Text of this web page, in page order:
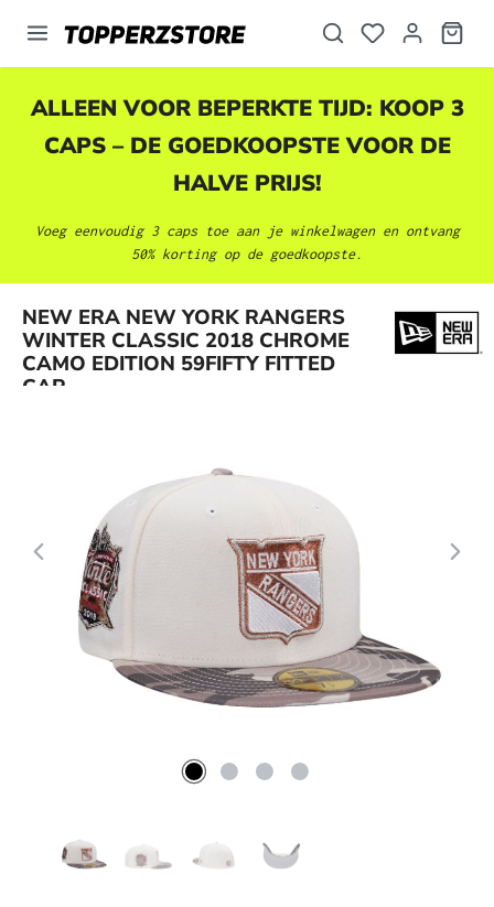
ALLEEN VOOR BEPERKTE TIJD: KOOP 3
CAPS – DE GOEDKOOPSTE VOOR DE
HALVE PRIJS!
Voeg eenvoudig 3 caps toe aan je winkelwagen en ontvang
50% korting op de goedkoopste.
NEW ERA NEW YORK RANGERS
WINTER CLASSIC 2018 CHROME
CAMO EDITION 59FIFTY FITTED
CAP
Afbeeldingengalerij overslaan